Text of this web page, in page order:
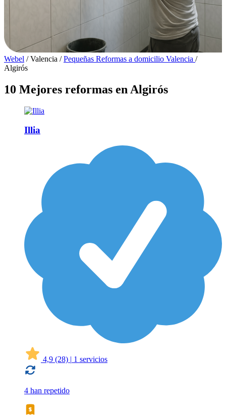
Webel / Valencia / Pequeñas Reformas a domicilio Valencia /
Algirós
10 Mejores reformas en Algirós
Illia
4,9 (28) | 1 servicios
4 han repetido